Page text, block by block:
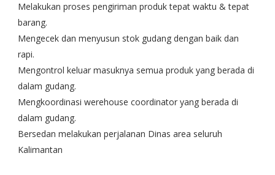
Melakukan proses pengiriman produk tepat waktu & tepat
barang.
Mengecek dan menyusun stok gudang dengan baik dan
rapi.
Mengontrol keluar masuknya semua produk yang berada di
dalam gudang.
Mengkoordinasi werehouse coordinator yang berada di
dalam gudang.
Bersedan melakukan perjalanan Dinas area seluruh
Kalimantan